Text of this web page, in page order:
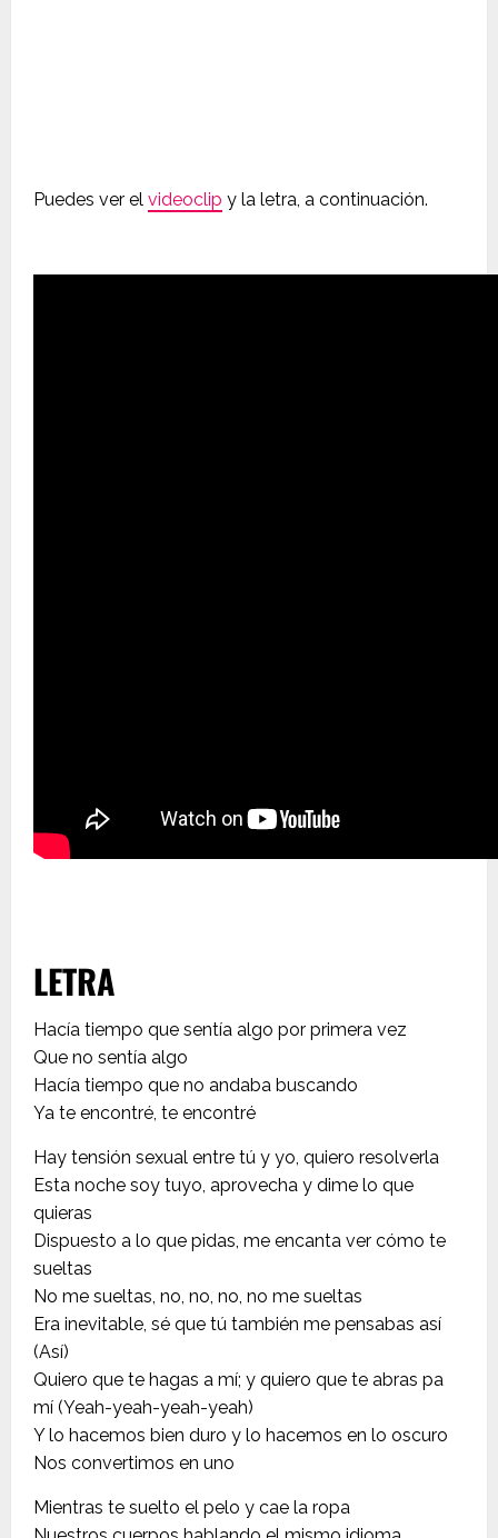
Puedes ver el videoclip y la letra, a continuación.
LETRA
Hacía tiempo que sentía algo por primera vez
Que no sentía algo
Hacía tiempo que no andaba buscando
Ya te encontré, te encontré
Hay tensión sexual entre tú y yo, quiero resolverla
Esta noche soy tuyo, aprovecha y dime lo que
quieras
Dispuesto a lo que pidas, me encanta ver cómo te
sueltas
No me sueltas, no, no, no, no me sueltas
Era inevitable, sé que tú también me pensabas así
(Así)
Quiero que te hagas a mí; y quiero que te abras pa
mí (Yeah-yeah-yeah-yeah)
Y lo hacemos bien duro y lo hacemos en lo oscuro
Nos convertimos en uno
Mientras te suelto el pelo y cae la ropa